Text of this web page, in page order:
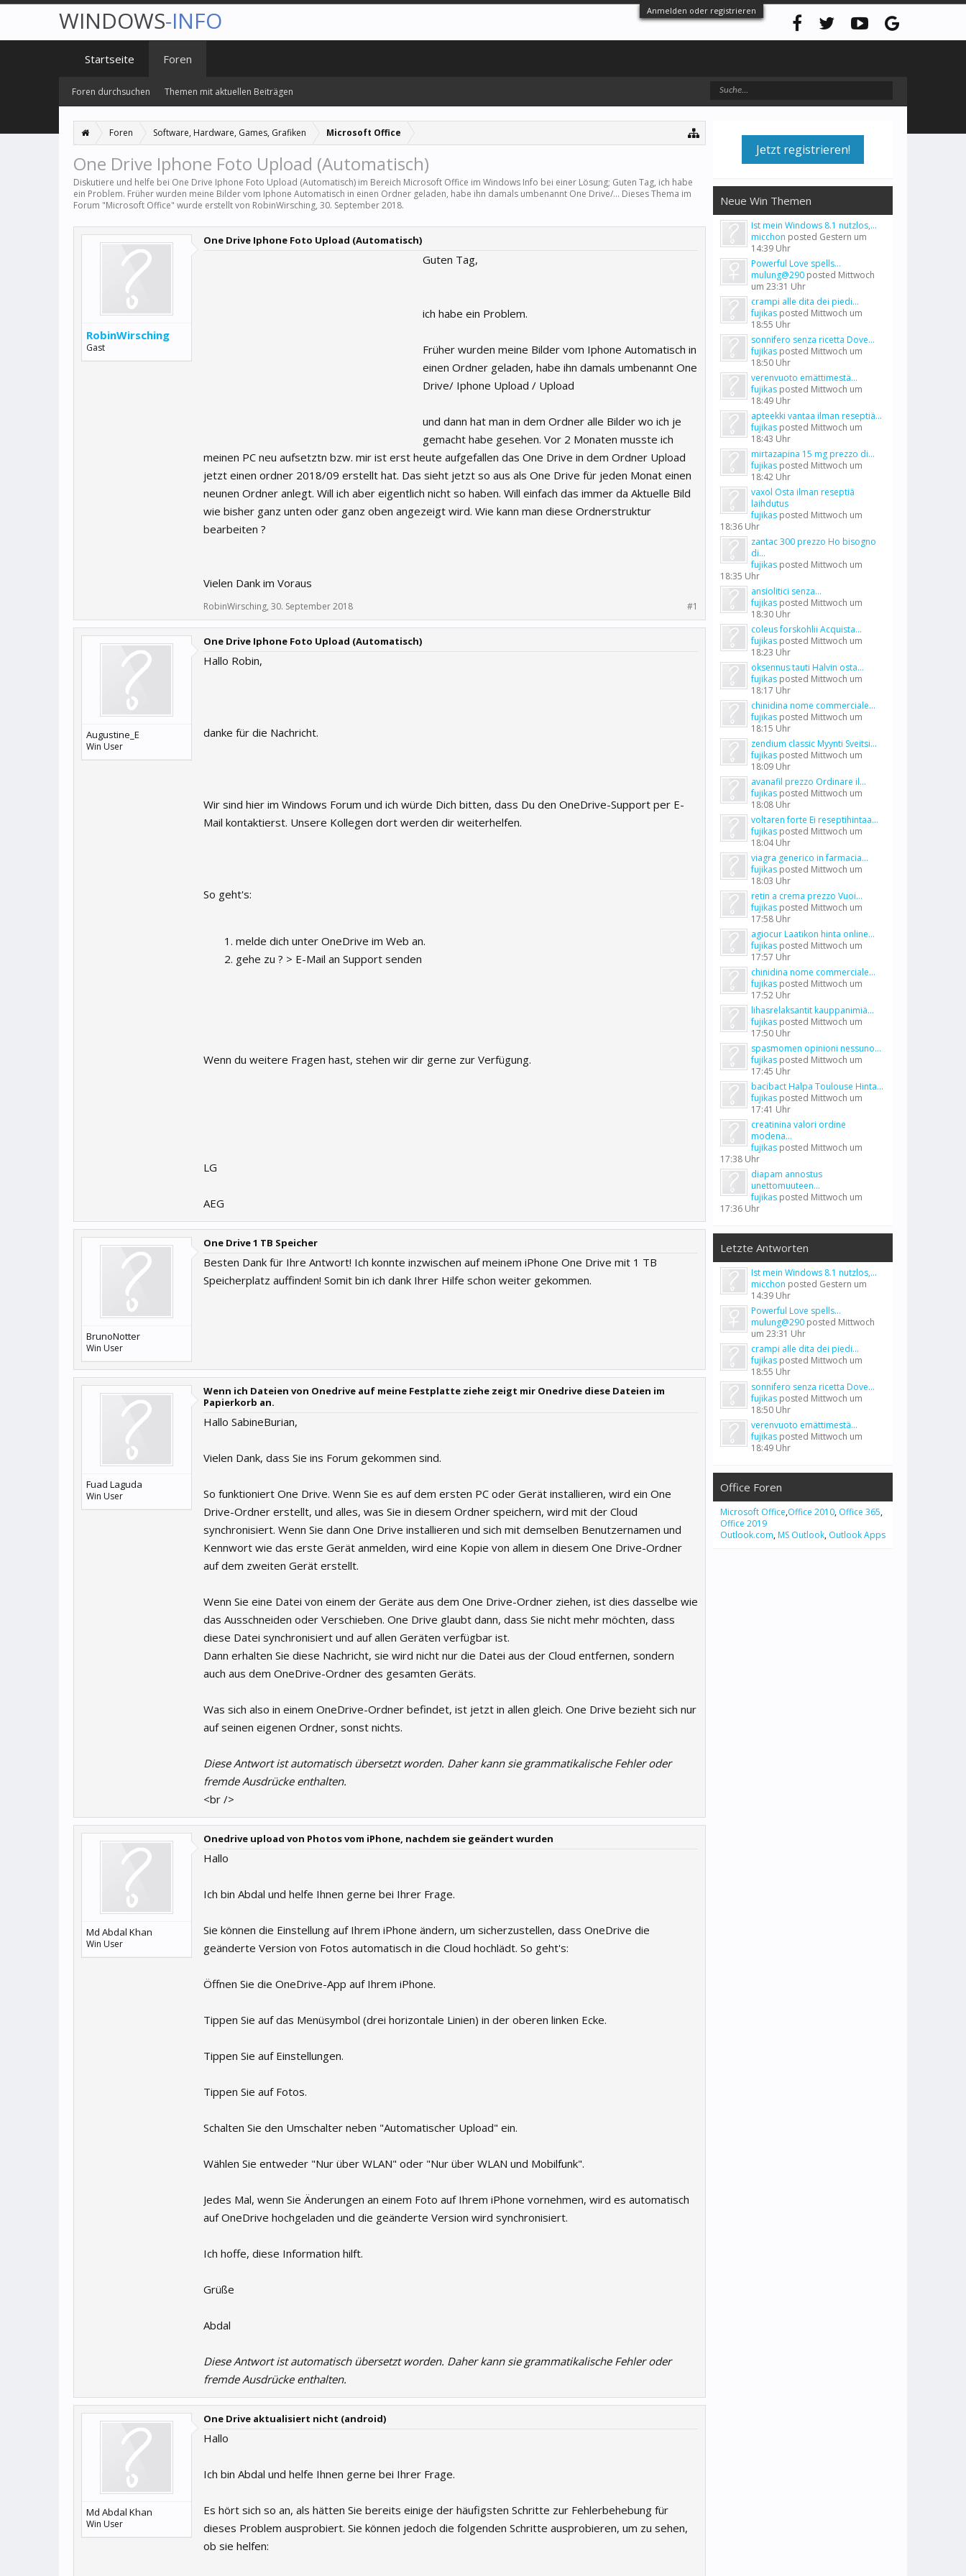
Anmelden oder registrieren
Foren Software, Hardware, Games, Grafiken Microsoft Office
One Drive Iphone Foto Upload (Automatisch)
Diskutiere und helfe bei One Drive Iphone Foto Upload (Automatisch) im Bereich Microsoft Office im Windows Info bei einer Lösung; Guten Tag, ich habe
ein Problem. Früher wurden meine Bilder vom Iphone Automatisch in einen Ordner geladen, habe ihn damals umbenannt One Drive/... Dieses Thema im
Forum "Microsoft Office" wurde erstellt von RobinWirsching, 30. September 2018.
RobinWirsching
Gast
One Drive Iphone Foto Upload (Automatisch)
Guten Tag,
ich habe ein Problem.
Früher wurden meine Bilder vom Iphone Automatisch in
einen Ordner geladen, habe ihn damals umbenannt One
Drive/ Iphone Upload / Upload
und dann hat man in dem Ordner alle Bilder wo ich je
gemacht habe gesehen. Vor 2 Monaten musste ich
meinen PC neu aufsetztn bzw. mir ist erst heute aufgefallen das One Drive in dem Ordner Upload
jetzt einen ordner 2018/09 erstellt hat. Das sieht jetzt so aus als One Drive für jeden Monat einen
neunen Ordner anlegt. Will ich aber eigentlich nicht so haben. Will einfach das immer da Aktuelle Bild
wie bisher ganz unten oder ganz oben angezeigt wird. Wie kann man diese Ordnerstruktur
bearbeiten ?
Vielen Dank im Voraus
RobinWirsching, 30. September 2018 #1
Augustine_E
Win User
One Drive Iphone Foto Upload (Automatisch)
Hallo Robin,
danke für die Nachricht.
Wir sind hier im Windows Forum und ich würde Dich bitten, dass Du den OneDrive-Support per E-
Mail kontaktierst. Unsere Kollegen dort werden dir weiterhelfen.
So geht's:
melde dich unter OneDrive im Web an.
gehe zu ? > E-Mail an Support senden
Wenn du weitere Fragen hast, stehen wir dir gerne zur Verfügung.
LG
AEG
BrunoNotter
Win User
One Drive 1 TB Speicher
Besten Dank für Ihre Antwort! Ich konnte inzwischen auf meinem iPhone One Drive mit 1 TB
Speicherplatz auffinden! Somit bin ich dank Ihrer Hilfe schon weiter gekommen.
Fuad Laguda
Win User
Wenn ich Dateien von Onedrive auf meine Festplatte ziehe zeigt mir Onedrive diese Dateien im
Papierkorb an.
Hallo SabineBurian,
Vielen Dank, dass Sie ins Forum gekommen sind.
So funktioniert One Drive. Wenn Sie es auf dem ersten PC oder Gerät installieren, wird ein One
Drive-Ordner erstellt, und alles, was Sie in diesem Ordner speichern, wird mit der Cloud
synchronisiert. Wenn Sie dann One Drive installieren und sich mit demselben Benutzernamen und
Kennwort wie das erste Gerät anmelden, wird eine Kopie von allem in diesem One Drive-Ordner
auf dem zweiten Gerät erstellt.
Wenn Sie eine Datei von einem der Geräte aus dem One Drive-Ordner ziehen, ist dies dasselbe wie
das Ausschneiden oder Verschieben. One Drive glaubt dann, dass Sie nicht mehr möchten, dass
diese Datei synchronisiert und auf allen Geräten verfügbar ist.
Dann erhalten Sie diese Nachricht, sie wird nicht nur die Datei aus der Cloud entfernen, sondern
auch aus dem OneDrive-Ordner des gesamten Geräts.
Was sich also in einem OneDrive-Ordner befindet, ist jetzt in allen gleich. One Drive bezieht sich nur
auf seinen eigenen Ordner, sonst nichts.
Diese Antwort ist automatisch übersetzt worden. Daher kann sie grammatikalische Fehler oder
fremde Ausdrücke enthalten.
<br />
Md Abdal Khan
Win User
Onedrive upload von Photos vom iPhone, nachdem sie geändert wurden
Hallo
Ich bin Abdal und helfe Ihnen gerne bei Ihrer Frage.
Sie können die Einstellung auf Ihrem iPhone ändern, um sicherzustellen, dass OneDrive die
geänderte Version von Fotos automatisch in die Cloud hochlädt. So geht's:
Öffnen Sie die OneDrive-App auf Ihrem iPhone.
Tippen Sie auf das Menüsymbol (drei horizontale Linien) in der oberen linken Ecke.
Tippen Sie auf Einstellungen.
Tippen Sie auf Fotos.
Schalten Sie den Umschalter neben "Automatischer Upload" ein.
Wählen Sie entweder "Nur über WLAN" oder "Nur über WLAN und Mobilfunk".
Jedes Mal, wenn Sie Änderungen an einem Foto auf Ihrem iPhone vornehmen, wird es automatisch
auf OneDrive hochgeladen und die geänderte Version wird synchronisiert.
Ich hoffe, diese Information hilft.
Grüße
Abdal
Diese Antwort ist automatisch übersetzt worden. Daher kann sie grammatikalische Fehler oder
fremde Ausdrücke enthalten.
Md Abdal Khan
Win User
One Drive aktualisiert nicht (android)
Hallo
Ich bin Abdal und helfe Ihnen gerne bei Ihrer Frage.
Es hört sich so an, als hätten Sie bereits einige der häufigsten Schritte zur Fehlerbehebung für
dieses Problem ausprobiert. Sie können jedoch die folgenden Schritte ausprobieren, um zu sehen,
ob sie helfen:
Jetzt registrieren!
Neue Win Themen
Ist mein Windows 8.1 nutzlos,...
micchon posted Gestern um
14:39 Uhr
Powerful Love spells...
mulung@290 posted Mittwoch
um 23:31 Uhr
crampi alle dita dei piedi...
fujikas posted Mittwoch um
18:55 Uhr
sonnifero senza ricetta Dove...
fujikas posted Mittwoch um
18:50 Uhr
verenvuoto emättimestä...
fujikas posted Mittwoch um
18:49 Uhr
apteekki vantaa ilman reseptiä...
fujikas posted Mittwoch um
18:43 Uhr
mirtazapina 15 mg prezzo di...
fujikas posted Mittwoch um
18:42 Uhr
vaxol Osta ilman reseptiä
laihdutus
fujikas posted Mittwoch um
18:36 Uhr
zantac 300 prezzo Ho bisogno
di...
fujikas posted Mittwoch um
18:35 Uhr
ansiolitici senza...
fujikas posted Mittwoch um
18:30 Uhr
coleus forskohlii Acquista...
fujikas posted Mittwoch um
18:23 Uhr
oksennus tauti Halvin osta...
fujikas posted Mittwoch um
18:17 Uhr
chinidina nome commerciale...
fujikas posted Mittwoch um
18:15 Uhr
zendium classic Myynti Sveitsi...
fujikas posted Mittwoch um
18:09 Uhr
avanafil prezzo Ordinare il...
fujikas posted Mittwoch um
18:08 Uhr
voltaren forte Ei reseptihintaa...
fujikas posted Mittwoch um
18:04 Uhr
viagra generico in farmacia...
fujikas posted Mittwoch um
18:03 Uhr
retin a crema prezzo Vuoi...
fujikas posted Mittwoch um
17:58 Uhr
agiocur Laatikon hinta online...
fujikas posted Mittwoch um
17:57 Uhr
chinidina nome commerciale...
fujikas posted Mittwoch um
17:52 Uhr
lihasrelaksantit kauppanimiä...
fujikas posted Mittwoch um
17:50 Uhr
spasmomen opinioni nessuno...
fujikas posted Mittwoch um
17:45 Uhr
bacibact Halpa Toulouse Hinta...
fujikas posted Mittwoch um
17:41 Uhr
creatinina valori ordine
modena...
fujikas posted Mittwoch um
17:38 Uhr
diapam annostus
unettomuuteen...
fujikas posted Mittwoch um
17:36 Uhr
Letzte Antworten
Ist mein Windows 8.1 nutzlos,...
micchon posted Gestern um
14:39 Uhr
Powerful Love spells...
mulung@290 posted Mittwoch
um 23:31 Uhr
crampi alle dita dei piedi...
fujikas posted Mittwoch um
18:55 Uhr
sonnifero senza ricetta Dove...
fujikas posted Mittwoch um
18:50 Uhr
verenvuoto emättimestä...
fujikas posted Mittwoch um
18:49 Uhr
Office Foren
Microsoft Office,Office 2010, Office 365,
Office 2019
Outlook.com, MS Outlook, Outlook Apps
WINDOWS-INFO
Startseite Foren
Foren durchsuchen Themen mit aktuellen Beiträgen